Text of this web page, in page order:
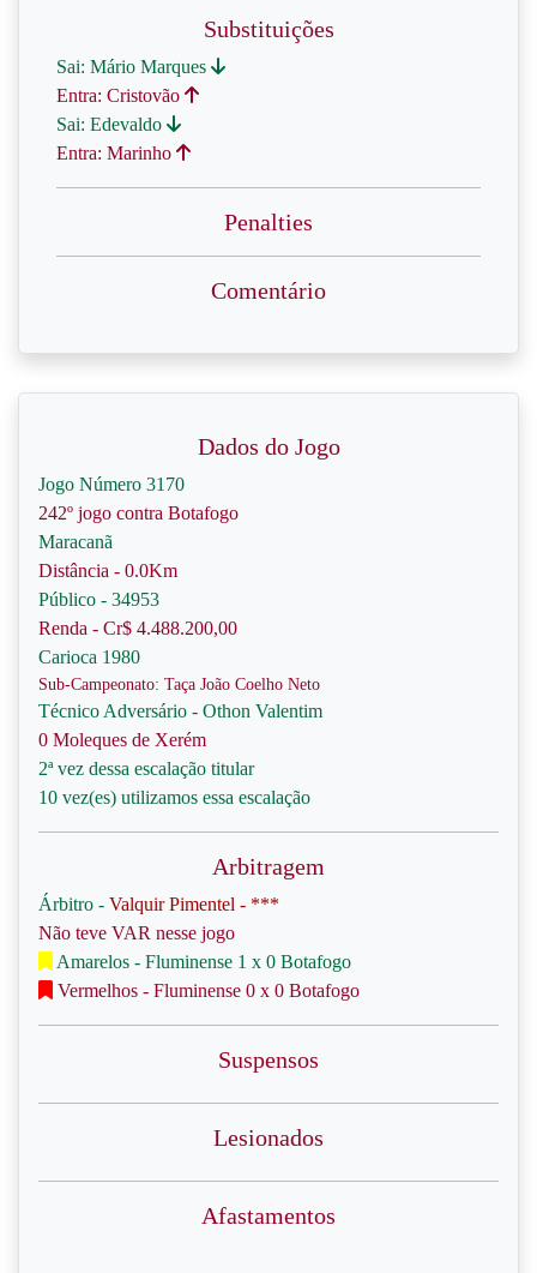
Substituições
Sai: Mário Marques
Entra: Cristovão
Sai: Edevaldo
Entra: Marinho
Penalties
Comentário
Dados do Jogo
Jogo Número 3170
242º jogo contra Botafogo
Maracanã
Distância - 0.0Km
Público - 34953
Renda - Cr$ 4.488.200,00
Carioca 1980
Sub-Campeonato: Taça João Coelho Neto
Técnico Adversário - Othon Valentim
0 Moleques de Xerém
2ª vez dessa escalação titular
10 vez(es) utilizamos essa escalação
Arbitragem
Árbitro - Valquir Pimentel - ***
Não teve VAR nesse jogo
Amarelos - Fluminense 1 x 0 Botafogo
Vermelhos - Fluminense 0 x 0 Botafogo
Suspensos
Lesionados
Afastamentos